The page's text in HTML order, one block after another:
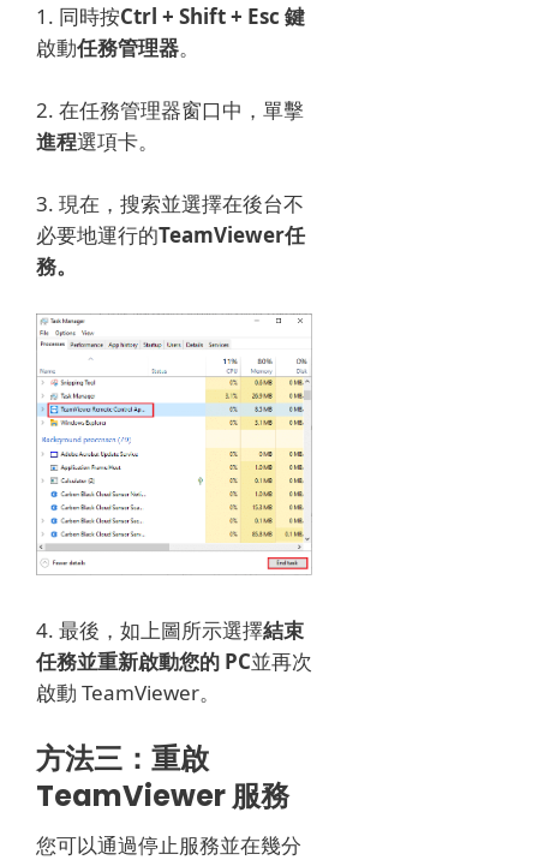
1. 同時按Ctrl + Shift + Esc 鍵
啟動任務管理器。
2. 在任務管理器窗口中，單擊
進程選項卡。
3. 現在，搜索並選擇在後台不
必要地運行的TeamViewer任
務。
4. 最後， 如上圖所示選擇結束
任務並重新啟動您的 PC並再次
啟動 TeamViewer。
方法三：重啟
TeamViewer 服務
您可以通過停止服務並在幾分